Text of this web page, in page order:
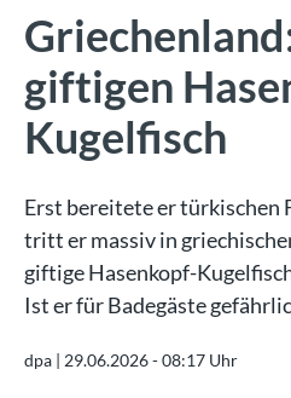
giftigen
Kugelfisch
Erst bereitete er türkischen
tritt er massiv in
giftige Hasenkopf-
Ist er für Badegäste
dpa | 29.06.2026 - 08:17 Uhr